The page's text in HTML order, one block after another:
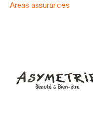
Areas assurances